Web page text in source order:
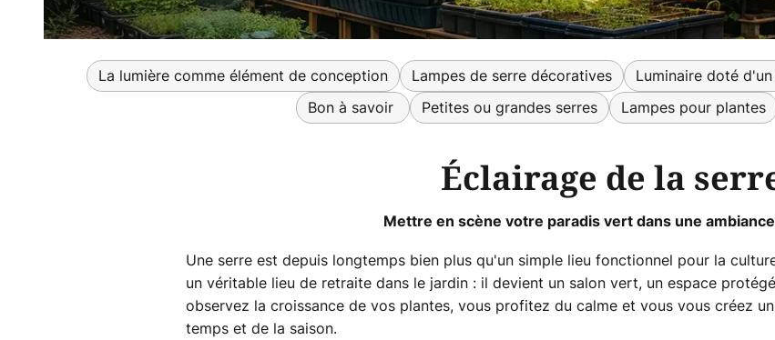
La lumière comme élément de conception Lampes de serre décoratives Luminaire doté
Bon à savoir
Petites ou grandes serres Lampes pour plantes
Éclairage de la
Mettre en scène votre paradis vert dans une
Une serre est depuis longtemps bien plus qu'un simple lieu fonctionnel pour la
un véritable lieu de retraite dans le jardin : il devient un salon vert, un espace
observez la croissance de vos plantes, vous profitez du calme et vous vous créez
temps et de la saison.